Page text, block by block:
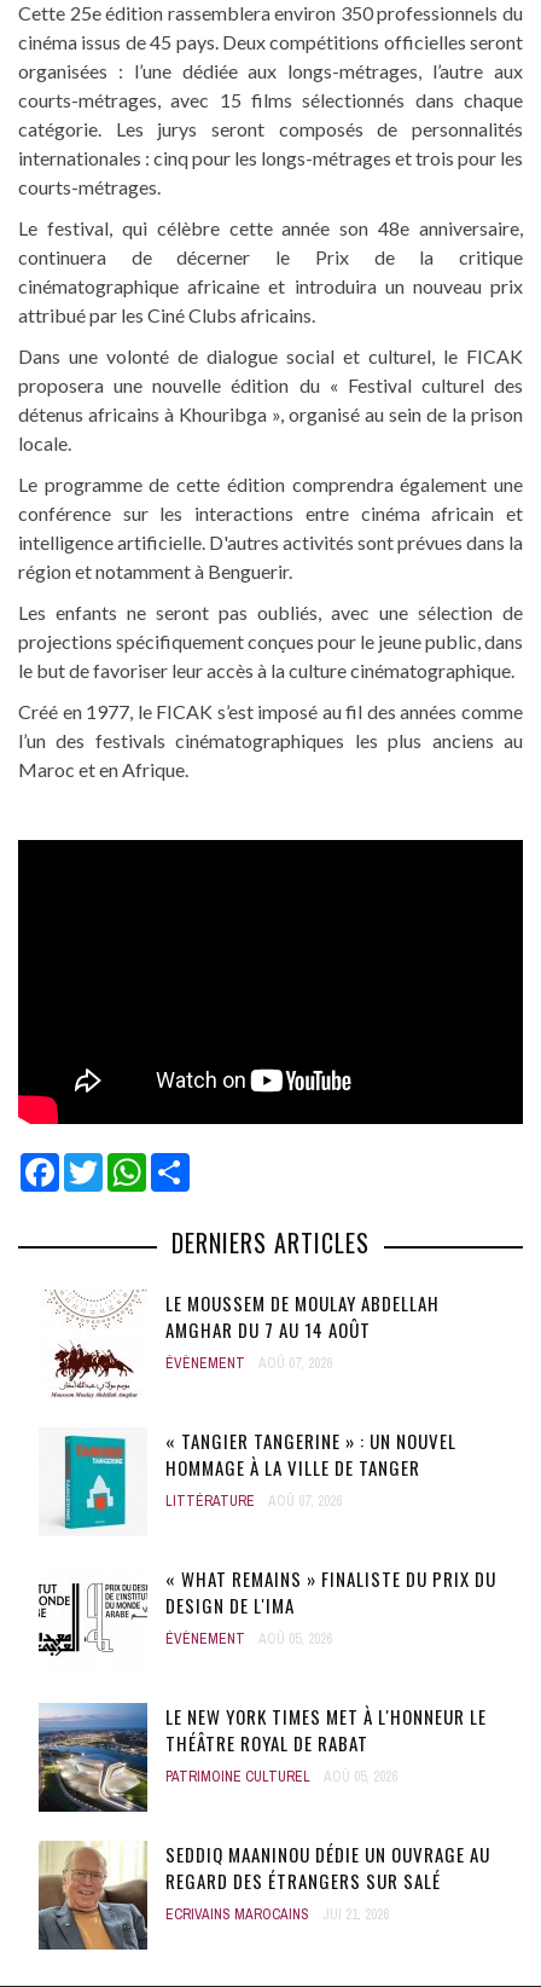
Cette 25e édition rassemblera environ 350 professionnels du
cinéma issus de 45 pays. Deux compétitions officielles seront
organisées : l’une dédiée aux longs-métrages, l’autre aux
courts-métrages, avec 15 films sélectionnés dans chaque
catégorie. Les jurys seront composés de personnalités
internationales : cinq pour les longs-métrages et trois pour les
courts-métrages.
Le festival, qui célèbre cette année son 48e anniversaire,
continuera de décerner le Prix de la critique
cinématographique africaine et introduira un nouveau prix
attribué par les Ciné Clubs africains.
Dans une volonté de dialogue social et culturel, le FICAK
proposera une nouvelle édition du « Festival culturel des
détenus africains à Khouribga », organisé au sein de la prison
locale.
Le programme de cette édition comprendra également une
conférence sur les interactions entre cinéma africain et
intelligence artificielle. D'autres activités sont prévues dans la
région et notamment à Benguerir.
Les enfants ne seront pas oubliés, avec une sélection de
projections spécifiquement conçues pour le jeune public, dans
le but de favoriser leur accès à la culture cinématographique.
Créé en 1977, le FICAK s’est imposé au fil des années comme
l’un des festivals cinématographiques les plus anciens au
Maroc et en Afrique.
Facebook
TwitterWhatsApp
DERNIERS ARTICLES
LE MOUSSEM DE MOULAY ABDELLAH
AMGHAR DU 7 AU 14 AOÛT
ÉVÈNEMENT AOÛ 07, 2026
« TANGIER TANGERINE » : UN NOUVEL
HOMMAGE À LA VILLE DE TANGER
LITTÉRATURE AOÛ 07, 2026
« WHAT REMAINS » FINALISTE DU PRIX DU
DESIGN DE L'IMA
ÉVÈNEMENT AOÛ 05, 2026
LE NEW YORK TIMES MET À L'HONNEUR LE
THÉÂTRE ROYAL DE RABAT
PATRIMOINE CULTUREL AOÛ 05, 2026
SEDDIQ MAANINOU DÉDIE UN OUVRAGE AU
REGARD DES ÉTRANGERS SUR SALÉ
ECRIVAINS MAROCAINS JUI 21, 2026